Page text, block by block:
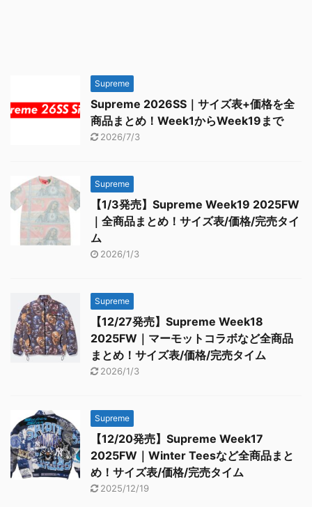
Supreme
Supreme 2026SS｜サイズ表+価格を全
商品まとめ！Week1からWeek19まで
2026/7/3
Supreme
【1/3発売】Supreme Week19 2025FW
｜全商品まとめ！サイズ表/価格/完売タイ
ム
2026/1/3
Supreme
【12/27発売】Supreme Week18
2025FW｜マーモットコラボなど全商品
まとめ！サイズ表/価格/完売タイム
2026/1/3
Supreme
【12/20発売】Supreme Week17
2025FW｜Winter Teesなど全商品まと
め！サイズ表/価格/完売タイム
2025/12/19